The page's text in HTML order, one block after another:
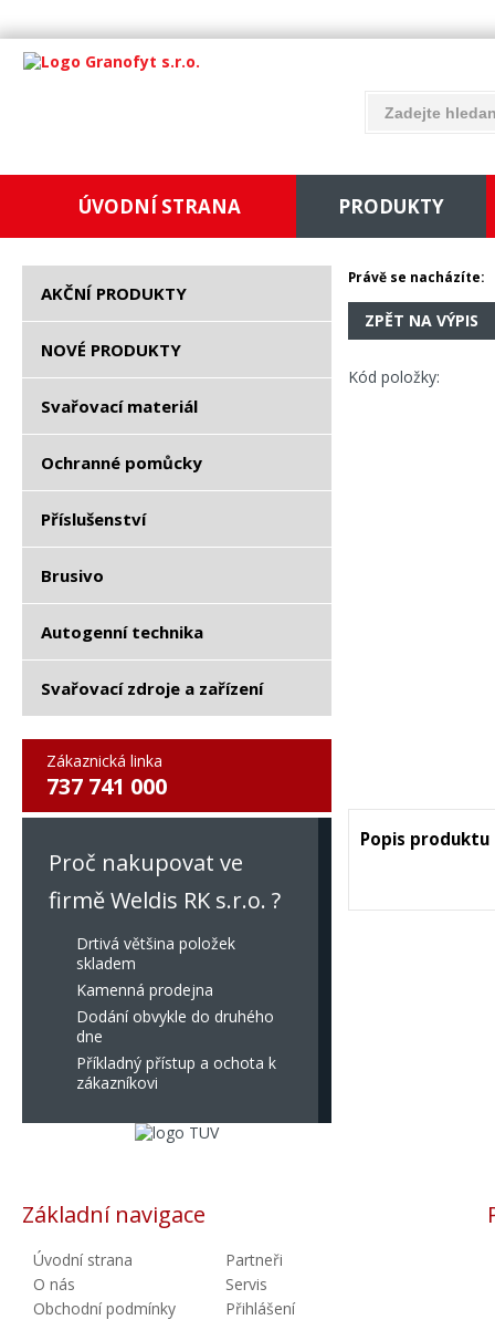
ÚVODNÍ STRANA PRODUKTY
AKČNÍ PRODUKTY
NOVÉ PRODUKTY
Svařovací materiál
Ochranné pomůcky
Příslušenství
Brusivo
Autogenní technika
Svařovací zdroje a zařízení
Zákaznická linka
737 741 000
Proč nakupovat ve
firmě Weldis RK s.r.o. ?
Drtivá většina položek
skladem
Kamenná prodejna
Dodání obvykle do druhého
dne
Příkladný přístup a ochota k
zákazníkovi
Právě se nacházíte:
ZPĚT NA VÝPIS
Kód položky:
Popis produktu
Základní navigace
Úvodní strana
O nás
Obchodní podmínky
Partneři
Servis
Přihlášení